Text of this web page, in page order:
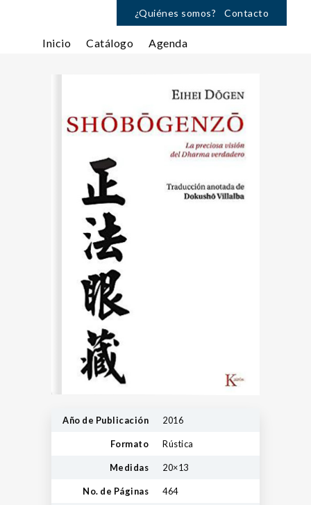
¿Quiénes somos? Contacto
Inicio Catálogo Agenda
Año de Publicación 2016
Formato Rústica
Medidas 20×13
No. de Páginas 464